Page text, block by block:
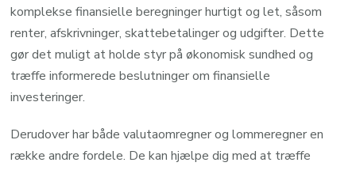
komplekse finansielle beregninger hurtigt og let, såsom
renter, afskrivninger, skattebetalinger og udgifter. Dette
gør det muligt at holde styr på økonomisk sundhed og
træffe informerede beslutninger om finansielle
investeringer.
Derudover har både valutaomregner og lommeregner en
række andre fordele. De kan hjælpe dig med at træffe